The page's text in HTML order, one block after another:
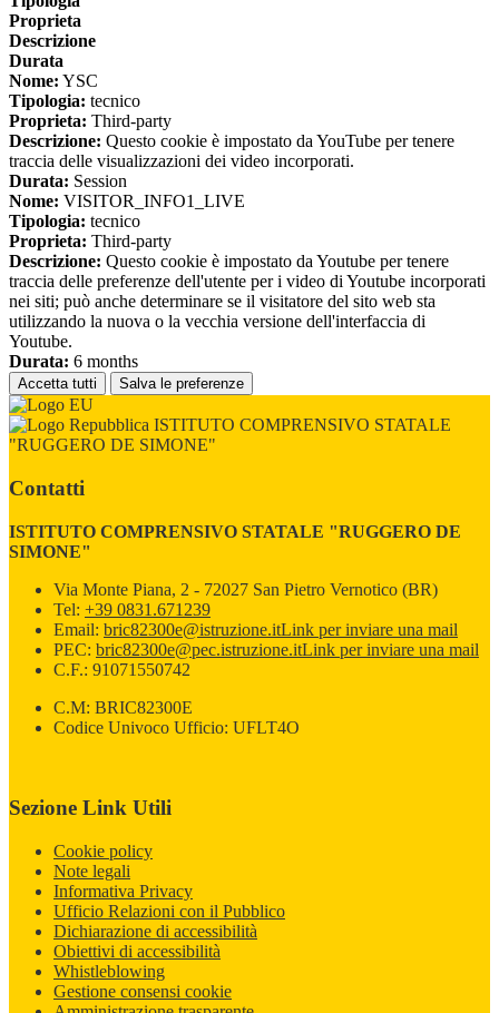
Proprieta
Descrizione
Durata
Nome: YSC
Tipologia: tecnico
Proprieta: Third-party
Descrizione: Questo cookie è impostato da YouTube per tenere
traccia delle visualizzazioni dei video incorporati.
Durata: Session
Nome: VISITOR_INFO1_LIVE
Tipologia: tecnico
Proprieta: Third-party
Descrizione: Questo cookie è impostato da Youtube per tenere
traccia delle preferenze dell'utente per i video di Youtube incorporati
nei siti; può anche determinare se il visitatore del sito web sta
utilizzando la nuova o la vecchia versione dell'interfaccia di
Youtube.
Durata: 6 months
Accetta tutti Salva le preferenze
ISTITUTO COMPRENSIVO STATALE
"RUGGERO DE SIMONE"
Contatti
ISTITUTO COMPRENSIVO STATALE "RUGGERO DE
SIMONE"
Via Monte Piana, 2 - 72027 San Pietro Vernotico (BR)
Tel: +39 0831.671239
Email: bric82300e@istruzione.itLink per inviare una mail
PEC: bric82300e@pec.istruzione.itLink per inviare una mail
C.F.: 91071550742
C.M: BRIC82300E
Codice Univoco Ufficio: UFLT4O
Sezione Link Utili
Cookie policy
Note legali
Informativa Privacy
Ufficio Relazioni con il Pubblico
Dichiarazione di accessibilità
Obiettivi di accessibilità
Whistleblowing
Gestione consensi cookie